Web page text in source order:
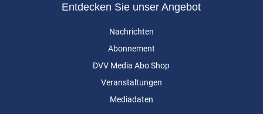
Entdecken Sie unser Angebot
Nachrichten
Abonnement
DVV Media Abo Shop
Veranstaltungen
Mediadaten